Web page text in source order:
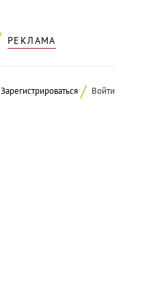
РЕКЛАМА
Зарегистрироваться Войти